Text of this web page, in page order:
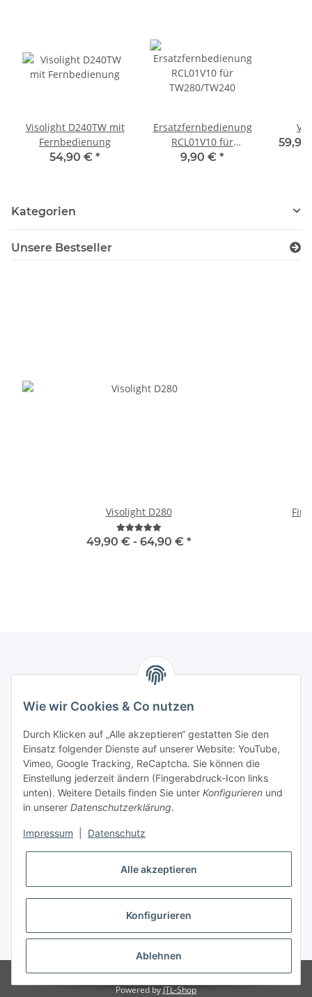
Visolight D240TW mit
Fernbedienung
54,90 € *
Ersatzfernbedienung
RCL01V10 für
TW280/TW240
9,90 € *
Kategorien
Unsere Bestseller
Visolight D280
49,90 € - 64,90 € *
Newsletter Abonnieren
Bitte senden Sie mir entsprechend Ihrer
Datenschutzerklärungregelmäßig und jederzeit widerruflich
Informationen zu Ihrem Produktsortiment per E-Mail zu.
Abonnieren
Gesetzliche Informationen
Zahlungsarten
* Alle Preise inkl. gesetzlicher USt., zzgl.Versand
© LaSAT Vertriebs GmbH
Powered byJTL-Shop
Wie wir Cookies & Co nutzen
Durch Klicken auf „Alle akzeptieren“ gestatten Sie den
Einsatz folgender Dienste auf unserer Website: YouTube,
Vimeo, Google Tracking, ReCaptcha. Sie können die
Einstellung jederzeit ändern (Fingerabdruck-Icon links
unten). Weitere Details finden Sie unter Konfigurieren und
in unserer Datenschutzerklärung.
Impressum Datenschutz
Alle akzeptieren
Konfigurieren
Ablehnen